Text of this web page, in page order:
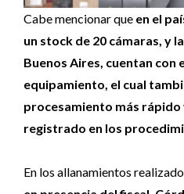
Cabe mencionar que en el
un stock de 20 cámaras, y
Buenos Aires, cuentan con
equipamiento, el cual
procesamiento más rápido
registrado en los
En los allanamientos